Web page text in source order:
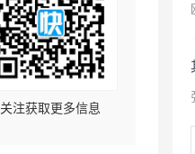
关注获取更多信息